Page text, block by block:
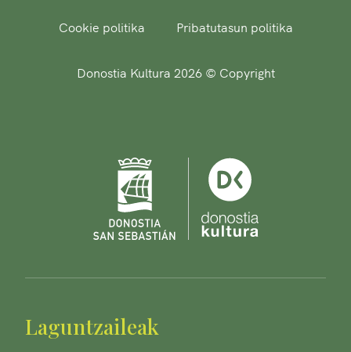
Cookie politika Pribatutasun politika
Donostia Kultura 2026 © Copyright
Laguntzaileak